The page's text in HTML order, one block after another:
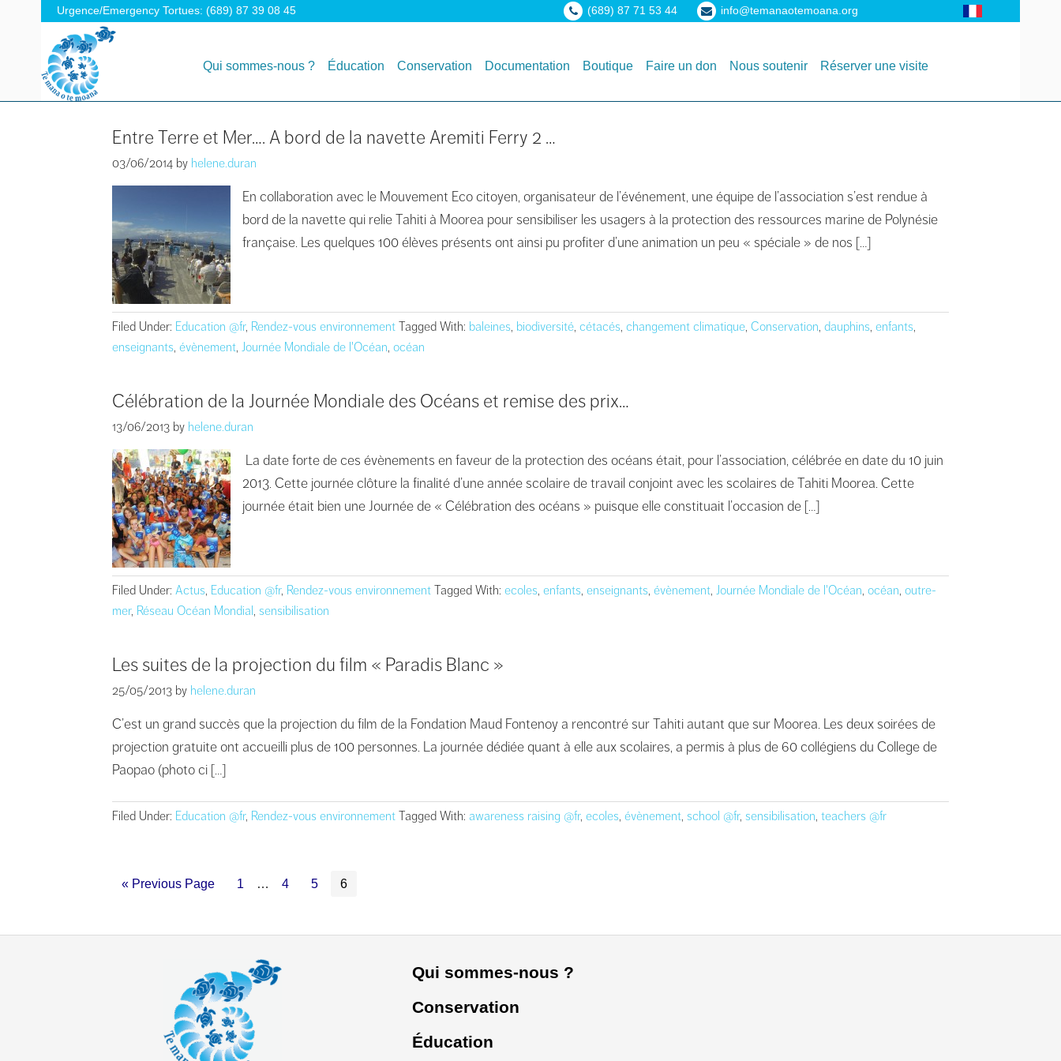
Urgence/Emergency Tortues: (689) 87 39 08 45 (689) 87 71 53 44 info@temanaotemoana.org
Qui sommes-nous ? Éducation Conservation Documentation Boutique Faire un don Nous soutenir Réserver une visite
Entre Terre et Mer…. A bord de la navette Aremiti Ferry 2 …
03/06/2014 by helene.duran
En collaboration avec le Mouvement Eco citoyen, organisateur de l’événement, une équipe de l’association s’est rendue à
bord de la navette qui relie Tahiti à Moorea pour sensibiliser les usagers à la protection des ressources marine de Polynésie
française. Les quelques 100 élèves présents ont ainsi pu profiter d’une animation un peu « spéciale » de nos […]
Filed Under: Education @fr, Rendez-vous environnement Tagged With: baleines, biodiversité, cétacés, changement climatique, Conservation, dauphins, enfants,
enseignants, évènement, Journée Mondiale de l'Océan, océan
Célébration de la Journée Mondiale des Océans et remise des prix…
13/06/2013 by helene.duran
La date forte de ces évènements en faveur de la protection des océans était, pour l’association, célébrée en date du 10 juin
2013. Cette journée clôture la finalité d’une année scolaire de travail conjoint avec les scolaires de Tahiti Moorea. Cette
journée était bien une Journée de « Célébration des océans » puisque elle constituait l’occasion de […]
Filed Under: Actus, Education @fr, Rendez-vous environnement Tagged With: ecoles, enfants, enseignants, évènement, Journée Mondiale de l'Océan, océan, outre-
mer, Réseau Océan Mondial, sensibilisation
Les suites de la projection du film « Paradis Blanc »
25/05/2013 by helene.duran
C’est un grand succès que la projection du film de la Fondation Maud Fontenoy a rencontré sur Tahiti autant que sur Moorea. Les deux soirées de
projection gratuite ont accueilli plus de 100 personnes. La journée dédiée quant à elle aux scolaires, a permis à plus de 60 collégiens du College de
Paopao (photo ci […]
Filed Under: Education @fr, Rendez-vous environnement Tagged With: awareness raising @fr, ecoles, évènement, school @fr, sensibilisation, teachers @fr
« Previous Page 1 … 4 5 6
Qui sommes-nous ?
Conservation
Éducation